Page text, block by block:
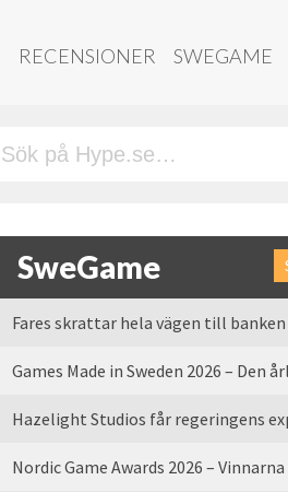
RECENSIONER SWEGAME
SweGame
Nordic Game Awards 2026 – Vinnarna